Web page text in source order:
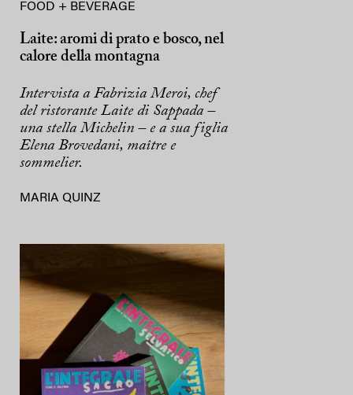
FOOD + BEVERAGE
Laite: aromi di prato e bosco, nel
calore della montagna
Intervista a Fabrizia Meroi, chef
del ristorante Laite di Sappada –
una stella Michelin – e a sua figlia
Elena Brovedani, maître e
sommelier.
MARIA QUINZ